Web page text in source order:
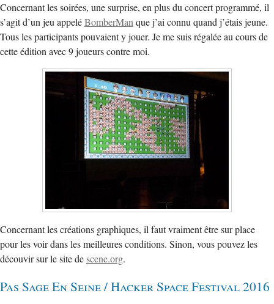
Concernant les soirées, une surprise, en plus du concert programmé, il
s’agit d’un jeu appeléBomberManque j’ai connu quand j’étais jeune.
Tous les participants pouvaient y jouer. Je me suis régalée au cours de
cette édition avec 9 joueurs contre moi.
Concernant les créations graphiques, il faut vraiment être sur place
pour les voir dans les meilleures conditions. Sinon, vous pouvez les
découvir sur le site descene.org.
Pas Sage En Seine / Hacker Space Festival 2016